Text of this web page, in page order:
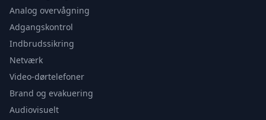
Analog overvågning
Adgangskontrol
Indbrudssikring
Netværk
Video-dørtelefoner
Brand og evakuering
Audiovisuelt